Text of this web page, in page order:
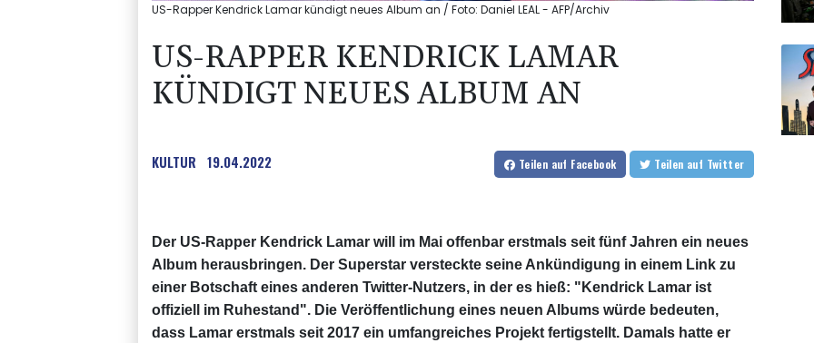
US-Rapper Kendrick Lamar kündigt neues Album an / Foto: Daniel LEAL - AFP/Archiv
US-RAPPER KENDRICK LAMAR
KÜNDIGT NEUES ALBUM AN
KULTUR 19.04.2022 Teilen auf Facebook Teilen auf Twitter
Der US-Rapper Kendrick Lamar will im Mai offenbar erstmals seit fünf Jahren ein neues
Album herausbringen. Der Superstar versteckte seine Ankündigung in einem Link zu
einer Botschaft eines anderen Twitter-Nutzers, in der es hieß: "Kendrick Lamar ist
offiziell im Ruhestand". Die Veröffentlichung eines neuen Albums würde bedeuten,
dass Lamar erstmals seit 2017 ein umfangreiches Projekt fertigstellt. Damals hatte er